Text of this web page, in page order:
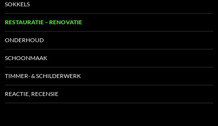
SOKKELS
RESTAURATIE – RENOVATIE
ONDERHOUD
SCHOONMAAK
TIMMER- & SCHILDERWERK
REACTIE, RECENSIE